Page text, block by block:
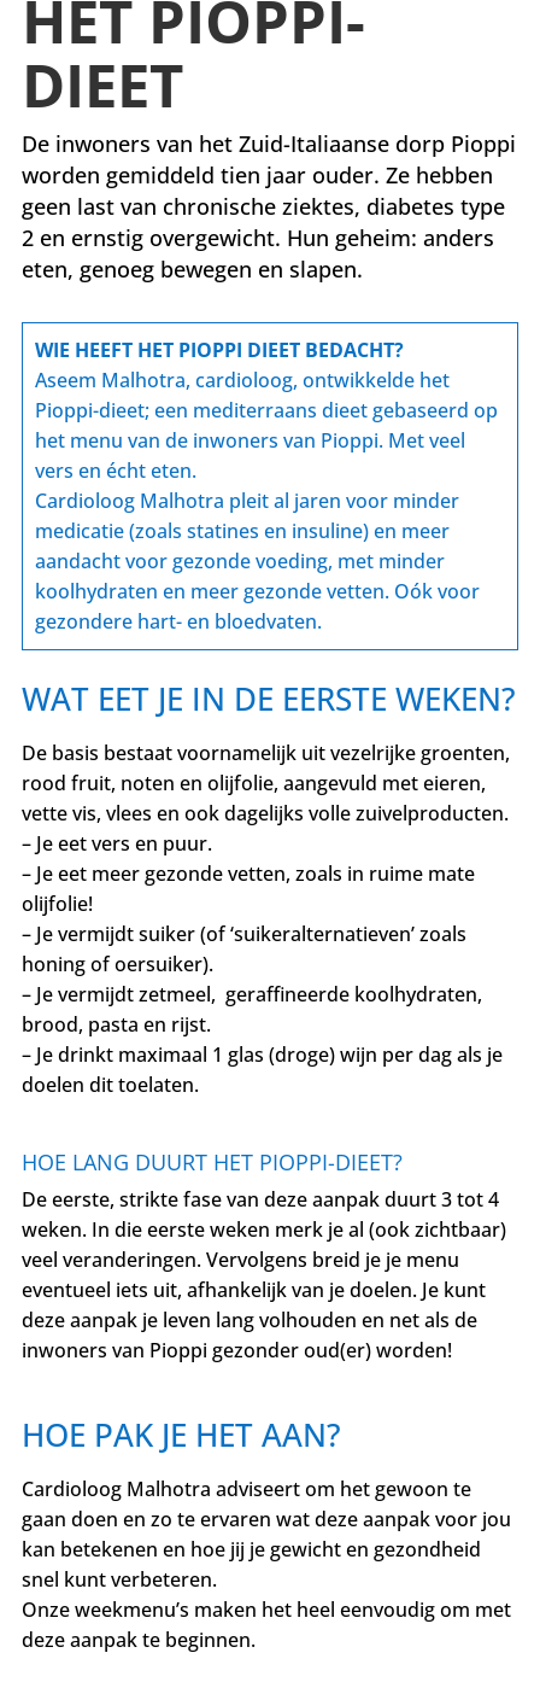
HET PIOPPI-
DIEET
De inwoners van het Zuid-Italiaanse dorp Pioppi
worden gemiddeld tien jaar ouder. Ze hebben
geen last van chronische ziektes, diabetes type
2 en ernstig overgewicht. Hun geheim: anders
eten, genoeg bewegen en slapen.
WIE HEEFT HET PIOPPI DIEET BEDACHT?
Aseem Malhotra, cardioloog, ontwikkelde het
Pioppi-dieet; een mediterraans dieet gebaseerd op
het menu van de inwoners van Pioppi. Met veel
vers en écht eten.
Cardioloog Malhotra pleit al jaren voor minder
medicatie (zoals statines en insuline) en meer
aandacht voor gezonde voeding, met minder
koolhydraten en meer gezonde vetten. Oók voor
gezondere hart- en bloedvaten.
WAT EET JE IN DE EERSTE WEKEN?
De basis bestaat voornamelijk uit vezelrijke groenten,
rood fruit, noten en olijfolie, aangevuld met eieren,
vette vis, vlees en ook dagelijks volle zuivelproducten.
– Je eet vers en puur.
– Je eet meer gezonde vetten, zoals in ruime mate
olijfolie!
– Je vermijdt suiker (of ‘suikeralternatieven’ zoals
honing of oersuiker).
– Je vermijdt zetmeel, geraffineerde koolhydraten,
brood, pasta en rijst.
– Je drinkt maximaal 1 glas (droge) wijn per dag als je
doelen dit toelaten.
HOE LANG DUURT HET PIOPPI-DIEET?
De eerste, strikte fase van deze aanpak duurt 3 tot 4
weken. In die eerste weken merk je al (ook zichtbaar)
veel veranderingen. Vervolgens breid je je menu
eventueel iets uit, afhankelijk van je doelen. Je kunt
deze aanpak je leven lang volhouden en net als de
inwoners van Pioppi gezonder oud(er) worden!
HOE PAK JE HET AAN?
Cardioloog Malhotra adviseert om het gewoon te
gaan doen en zo te ervaren wat deze aanpak voor jou
kan betekenen en hoe jij je gewicht en gezondheid
snel kunt verbeteren.
Onze weekmenu’s maken het heel eenvoudig om met
deze aanpak te beginnen.